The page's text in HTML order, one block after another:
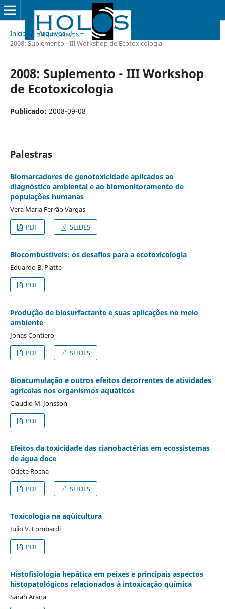
Início / Arquivos /
2008: Suplemento - III Workshop de Ecotoxicologia
2008: Suplemento - III Workshop
de Ecotoxicologia
Publicado: 2008-09-08
Palestras
Biomarcadores de genotoxicidade aplicados ao
diagnóstico ambiental e ao biomonitoramento de
populações humanas
Vera Maria Ferrão Vargas
PDF
SLIDES
Biocombustíveis: os desafios para a ecotoxicologia
Eduardo B. Platte
PDF
Produção de biosurfactante e suas aplicações no meio
ambiente
Jonas Contiero
PDF
SLIDES
Bioacumulação e outros efeitos decorrentes de atividades
agrícolas nos organismos aquáticos
Claudio M. Jonsson
PDF
Efeitos da toxicidade das cianobactérias em ecossistemas
de água doce
Odete Rocha
PDF
SLIDES
Toxicologia na aqüicultura
Julio V. Lombardi
PDF
Histofisiologia hepática em peixes e principais aspectos
histopatológicos relacionados à intoxicação química
Sarah Arana